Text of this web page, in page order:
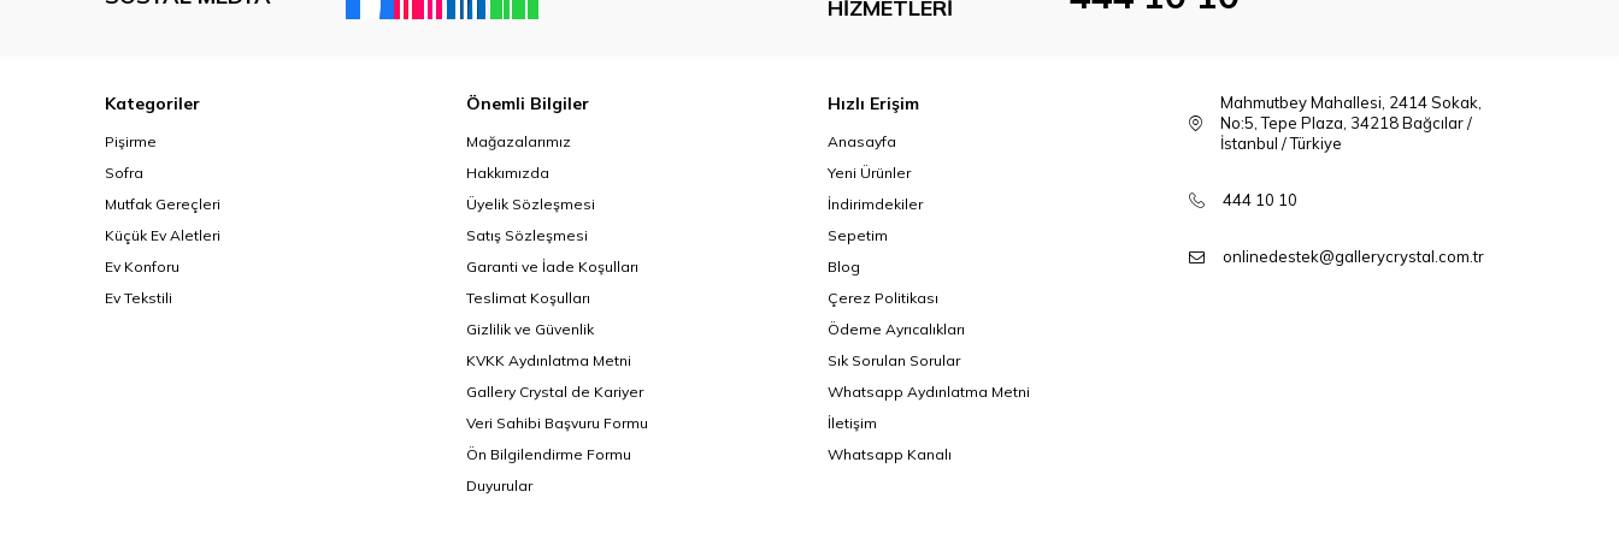
HIZMETLERI
Kategoriler
Pişirme
Sofra
Mutfak Gereçleri
Küçük Ev Aletleri
Ev Konforu
Ev Tekstili
Önemli Bilgiler
Mağazalarımız
Hakkımızda
Üyelik Sözleşmesi
Satış Sözleşmesi
Garanti ve İade Koşulları
Teslimat Koşulları
Gizlilik ve Güvenlik
KVKK Aydınlatma Metni
Gallery Crystal de Kariyer
Veri Sahibi Başvuru Formu
Ön Bilgilendirme Formu
Duyurular
Hızlı Erişim
Anasayfa
Yeni Ürünler
İndirimdekiler
Sepetim
Blog
Çerez Politikası
Ödeme Ayrıcalıkları
Sık Sorulan Sorular
Whatsapp Aydınlatma Metni
İletişim
Whatsapp Kanalı
Mahmutbey Mahallesi, 2414 Sokak,
No:5, Tepe Plaza, 34218 Bağcılar /
İstanbul / Türkiye
444 10 10
onlinedestek@gallerycrystal.com.tr